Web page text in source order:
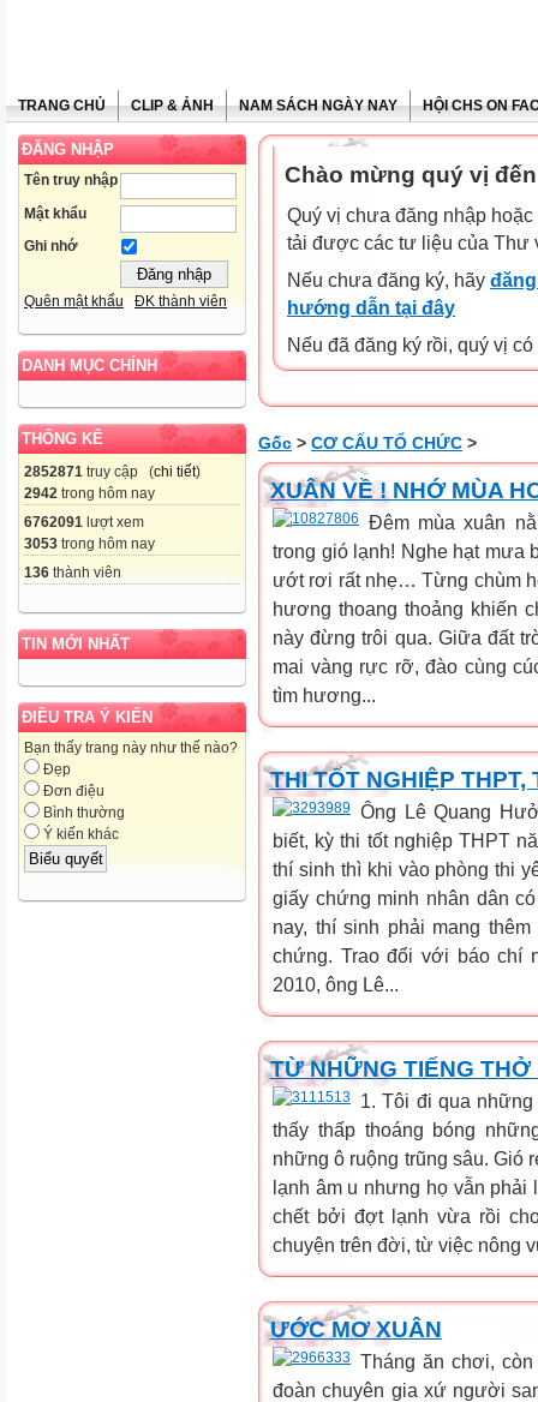
TRANG CHỦ CLIP & ẢNH NAM SÁCH NGÀY NAY HỘI CHS ON
ĐĂNG NHẬP
Tên truy nhập
Mật khẩu
Ghi nhớ
Quên mật khẩu ĐK thành viên
DANH MỤC CHÍNH
THỐNG KÊ
2852871 truy cập (chi tiết)
2942 trong hôm nay
6762091 lượt xem
3053 trong hôm nay
136 thành viên
TIN MỚI NHẤT
ĐIỀU TRA Ý KIẾN
Bạn thấy trang này như thế nào?
Đẹp
Đơn điệu
Bình thường
Ý kiến khác
Chào mừng quý vị đến
Quý vị chưa đăng nhập
tải được các tư liệu của Thư
Nếu chưa đăng ký, hãy
hướng dẫn tại đây
Nếu đã đăng ký rồi, quý vị
Gốc > CƠ CẤU TỔ CHỨC >
XUÂN VỀ ! NHỚ MÙA
Đêm mùa xuân
trong gió lạnh! Nghe hạt mưa
ướt rơi rất nhẹ… Từng chùm
hương thoang thoảng khiến
này đừng trôi qua. Giữa đất
mai vàng rực rỡ, đào cùng
tìm hương...
THI TỐT NGHIỆP
Ông Lê Quang
biết, kỳ thi tốt nghiệp THPT
thí sinh thì khi vào phòng thi
giấy chứng minh nhân dân
nay, thí sinh phải mang
chứng. Trao đổi với báo chí
2010, ông Lê...
TỪ NHỮNG TIẾNG THỞ
1. Tôi đi qua
thấy thấp thoáng bóng
những ô ruộng trũng sâu. Gió
lạnh âm u nhưng họ vẫn phải
chết bởi đợt lạnh vừa rồi
chuyện trên đời, từ việc nông
ƯỚC MƠ XUÂN
Tháng ăn chơi,
đoàn chuyên gia xứ người